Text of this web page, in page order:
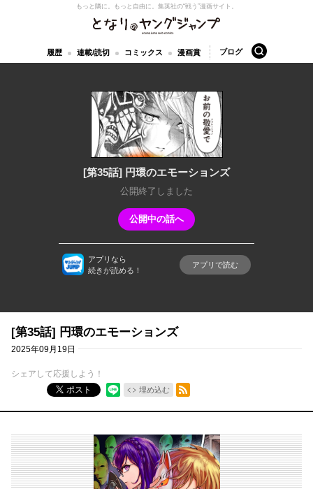
となりのヤングジャンプ
もっと隣に。もっと自由に。 集英社の“戦う”漫画サイト。
履歴 連載/読切 コミックス 漫画賞 ブログ 検索
[第35話] 円環のエモーションズ
公開終了しました
公開中の話へ
アプリなら
続きが読める！
アプリで読む
[第35話] 円環のエモーションズ
2025年09月19日
シェアして応援しよう！
ポスト
埋め込む
RSSフィード